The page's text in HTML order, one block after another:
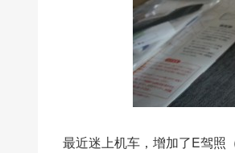
最近迷上机车，增加了E驾照